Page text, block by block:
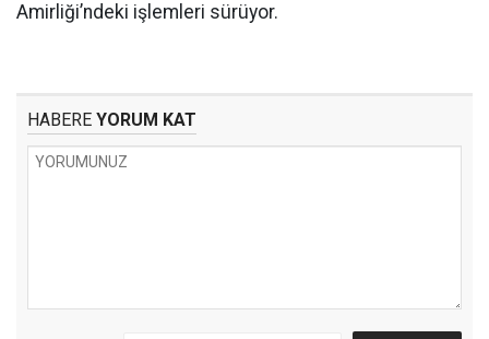
Amirliği’ndeki işlemleri sürüyor.
HABERE YORUM KAT